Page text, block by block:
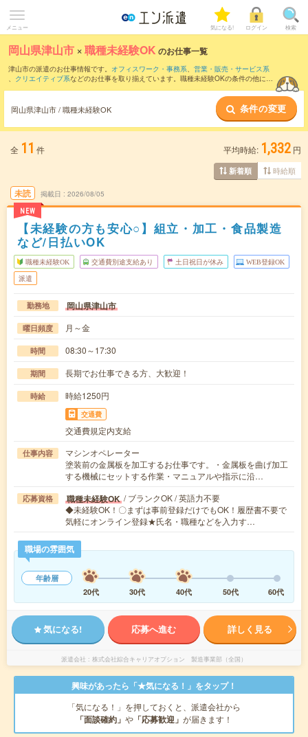
メニュー 気になる! ログイン 検索
岡山県津山市 ×職種未経験OK のお仕事一覧
津山市の派遣のお仕事情報です。 オフィスワーク・事務系、 営業・販売・サービス系
、 クリエイティブ系などのお仕事を取り揃えています。職種未経験OKの条件の他に、
岡山県津山市 / 職種未経験OK 条件の変更
全 11 件 平均時給: 1,332 円
新着順 時給順
未読
NEW
掲載日 2026/08/05
【未経験の方も安心○】組立・加工・食品製造
など/日払いOK
職種未経験OK 交通費別途支給あり 土日祝日が休み WEB登録OK
派遣
勤務地 岡山県津山市
曜日頻度 月～金
時間 08:30～17:30
期間 長期でお仕事できる方、大歓迎！
時給 時給1250円
交通費
交通費規定内支給
仕事内容
マシンオペレーター
塗装前の金属板を加工するお仕事です。・金属板を曲げ加工
する機械にセットする作業・マニュアルや指示に沿…
応募資格 職種未経験OK / ブランクOK / 英語力不要
◆未経験OK！〇まずは事前登録だけでもOK！履歴書不要で
気軽にオンライン登録★氏名・職種などを入力す…
職場の雰囲気
年齢層
20代
30代 40代 50代 60代
気になる! 応募へ進む 詳しく見る
派遣会社 株式会社綜合キャリアオプション 製造事業部（全国）
興味があったら「★気になる！」をタップ！
「気になる！」を押しておくと、派遣会社から
「面談確約」 や 「応募歓迎」 が届きます！